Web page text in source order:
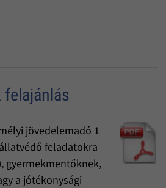
felajánlás
jövedelemadó 1
feladatokra
gyermekmentőknek,
a jótékonysági